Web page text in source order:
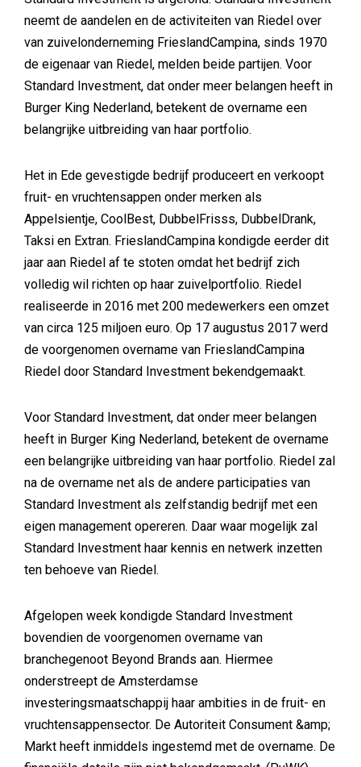
neemt de aandelen en de activiteiten van Riedel over
van zuivelonderneming FrieslandCampina, sinds 1970
de eigenaar van Riedel, melden beide partijen. Voor
Standard Investment, dat onder meer belangen heeft in
Burger King Nederland, betekent de overname een
belangrijke uitbreiding van haar portfolio.
Het in Ede gevestigde bedrijf produceert en verkoopt
fruit- en vruchtensappen onder merken als
Appelsientje, CoolBest, DubbelFrisss, DubbelDrank,
Taksi en Extran. FrieslandCampina kondigde eerder dit
jaar aan Riedel af te stoten omdat het bedrijf zich
volledig wil richten op haar zuivelportfolio. Riedel
realiseerde in 2016 met 200 medewerkers een omzet
van circa 125 miljoen euro. Op 17 augustus 2017 werd
de voorgenomen overname van FrieslandCampina
Riedel door Standard Investment bekendgemaakt.
Voor Standard Investment, dat onder meer belangen
heeft in Burger King Nederland, betekent de overname
een belangrijke uitbreiding van haar portfolio. Riedel zal
na de overname net als de andere participaties van
Standard Investment als zelfstandig bedrijf met een
eigen management opereren. Daar waar mogelijk zal
Standard Investment haar kennis en netwerk inzetten
ten behoeve van Riedel.
Afgelopen week kondigde Standard Investment
bovendien de voorgenomen overname van
branchegenoot Beyond Brands aan. Hiermee
onderstreept de Amsterdamse
investeringsmaatschappij haar ambities in de fruit- en
vruchtensappensector. De Autoriteit Consument &amp;
Markt heeft inmiddels ingestemd met de overname. De